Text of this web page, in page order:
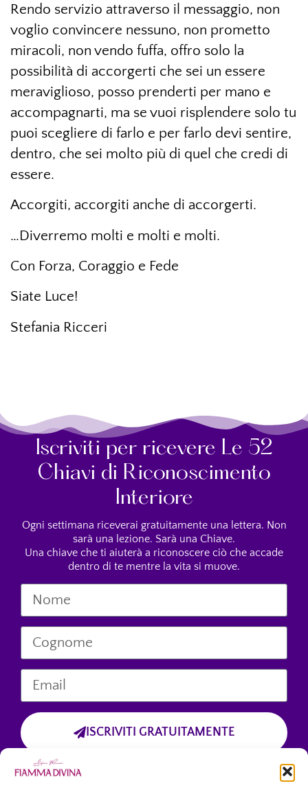
Rendo servizio attraverso il messaggio, non
voglio convincere nessuno, non prometto
miracoli, non vendo fuffa, offro solo la
possibilità di accorgerti che sei un essere
meraviglioso, posso prenderti per mano e
accompagnarti, ma se vuoi risplendere solo tu
puoi scegliere di farlo e per farlo devi sentire,
dentro, che sei molto più di quel che credi di
essere.
Accorgiti, accorgiti anche di accorgerti.
…Diverremo molti e molti e molti.
Con Forza, Coraggio e Fede
Siate Luce!
Stefania Ricceri
Iscriviti per ricevere Le 52
Chiavi di Riconoscimento
Interiore
Ogni settimana riceverai gratuitamente una lettera. Non
sarà una lezione. Sarà una Chiave.
Una chiave che ti aiuterà a riconoscere ciò che accade
dentro di te mentre la vita si muove.
ISCRIVITI GRATUITAMENTE
Cliccando sul pulsante “Iscriviti Gratuitamente”, dichiari di aver preso